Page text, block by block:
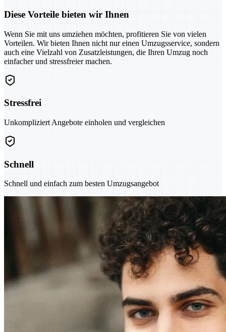
Diese Vorteile bieten wir Ihnen
Wenn Sie mit uns umziehen möchten, profitieren Sie von vielen
Vorteilen. Wir bieten Ihnen nicht nur einen Umzugsservice, sondern
auch eine Vielzahl von Zusatzleistungen, die Ihren Umzug noch
einfacher und stressfreier machen.
Stressfrei
Unkompliziert Angebote einholen und vergleichen
Schnell
Schnell und einfach zum besten Umzugsangebot